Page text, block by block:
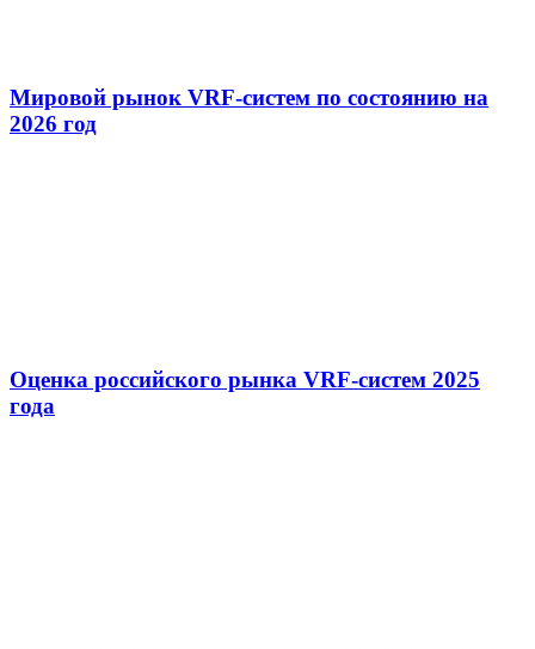
Мировой рынок VRF-систем по состоянию на
2026 год
Оценка российского рынка VRF-систем 2025
года